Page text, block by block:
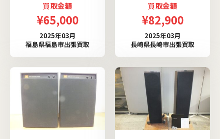
買取金額
¥65,000
2025年03月
福島県福島市出張買取
買取金額
¥82,900
2025年03月
長崎県長崎市出張買取